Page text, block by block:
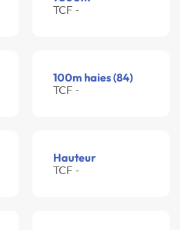
TCF -
100m haies (84)
TCF -
Hauteur
TCF -